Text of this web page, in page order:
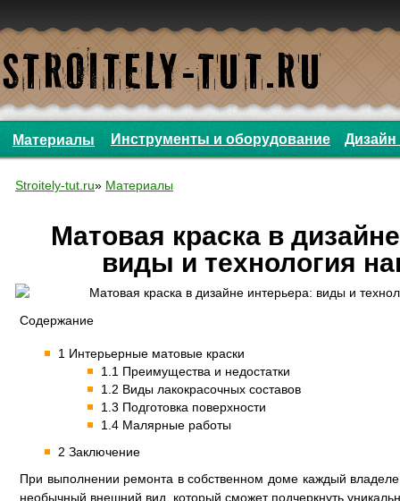
Материалы Инструменты и оборудование Дизайн
Stroitely-tut.ru» Материалы
Матовая краска в
виды и технология
Содержание
1 Интерьерные матовые краски
1.1 Преимущества и недостатки
1.2 Виды лакокрасочных составов
1.3 Подготовка поверхности
1.4 Малярные работы
2 Заключение
При выполнении ремонта в собственном доме каждый
необычный внешний вид, который сможет подчеркнуть